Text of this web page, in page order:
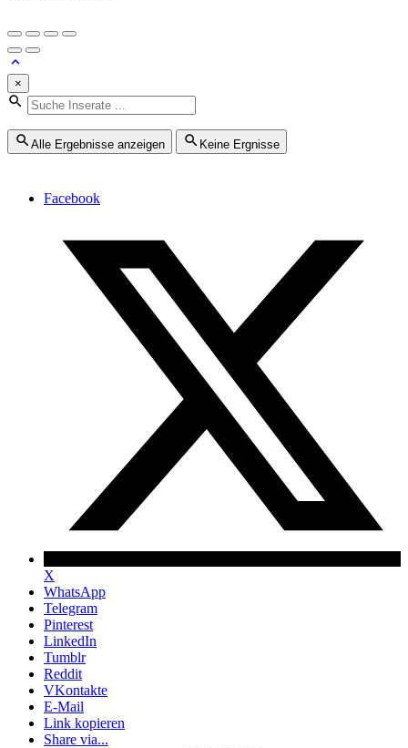
×
Alle Ergebnisse anzeigen Keine Ergnisse
Facebook
X
WhatsApp
Telegram
Pinterest
LinkedIn
Tumblr
Reddit
VKontakte
E-Mail
Link kopieren
Share via...